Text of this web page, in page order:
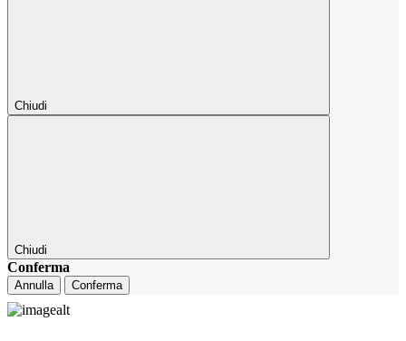
Chiudi
Chiudi
Conferma
Annulla Conferma